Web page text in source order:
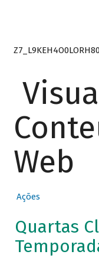
Web
Ações
Quartas